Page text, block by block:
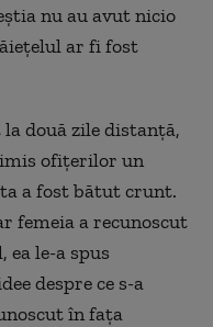
nu au avut nicio
ar fi fost
două zile distanță,
ofițerilor un
a fost bătut crunt.
femeia a recunoscut
le-a spus
despre ce s-a
în fața